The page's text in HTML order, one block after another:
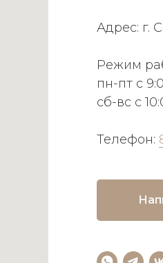
Адрес: г.
Режим
пн-пт с
сб-вс с
Телефон: